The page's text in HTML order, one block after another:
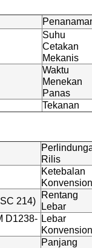
Suhu
Cetakan
Mekanis
Waktu
Menekan
Panas
Tekanan
Rilis
Ketebalan
214)
Rentang
Lebar
D1238- Lebar
Panjang